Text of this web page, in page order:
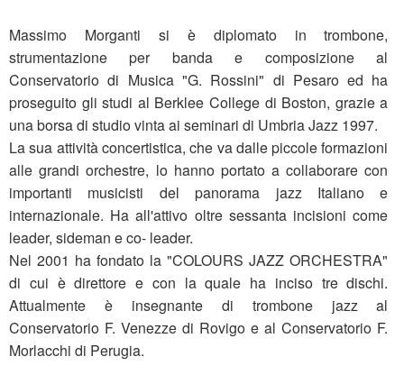
Massimo Morganti si è diplomato in trombone,
strumentazione per banda e composizione al
Conservatorio di Musica "G. Rossini" di Pesaro ed ha
proseguito gli studi al Berklee College di Boston, grazie a
una borsa di studio vinta ai seminari di Umbria Jazz 1997.
La sua attività concertistica, che va dalle piccole formazioni
alle grandi orchestre, lo hanno portato a collaborare con
importanti musicisti del panorama jazz Italiano e
internazionale. Ha all'attivo oltre sessanta incisioni come
leader, sideman e co- leader.
Nel 2001 ha fondato la "COLOURS JAZZ ORCHESTRA"
di cui è direttore e con la quale ha inciso tre dischi.
Attualmente è insegnante di trombone jazz al
Conservatorio F. Venezze di Rovigo e al Conservatorio F.
Morlacchi di Perugia.